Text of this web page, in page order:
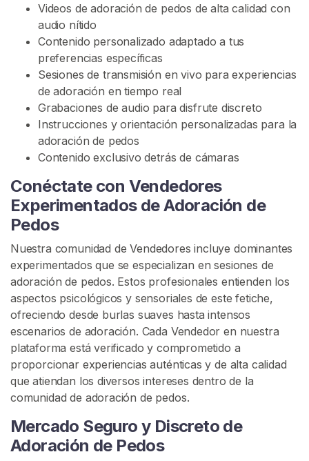
Videos de adoración de pedos de alta calidad con
audio nítido
Contenido personalizado adaptado a tus
preferencias específicas
Sesiones de transmisión en vivo para experiencias
de adoración en tiempo real
Grabaciones de audio para disfrute discreto
Instrucciones y orientación personalizadas para la
adoración de pedos
Contenido exclusivo detrás de cámaras
Conéctate con Vendedores
Experimentados de Adoración de
Pedos
Nuestra comunidad de Vendedores incluye dominantes
experimentados que se especializan en sesiones de
adoración de pedos. Estos profesionales entienden los
aspectos psicológicos y sensoriales de este fetiche,
ofreciendo desde burlas suaves hasta intensos
escenarios de adoración. Cada Vendedor en nuestra
plataforma está verificado y comprometido a
proporcionar experiencias auténticas y de alta calidad
que atiendan los diversos intereses dentro de la
comunidad de adoración de pedos.
Mercado Seguro y Discreto de
Adoración de Pedos
n
d
D
e
a
u
l
e
n
c
i
a
s
A
d
o
a
c